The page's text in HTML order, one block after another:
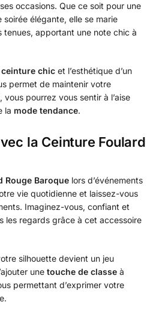
occasions. Que ce soit pour une
élégante, elle se marie
apportant une note chic à
ceinture chic et l’esthétique d’un
permet de maintenir votre
pourrez vous sentir à l’aise
la mode tendance.
la Ceinture Foulard
Rouge Baroque lors d’événements
vie quotidienne et laissez-vous
Imaginez-vous, confiant et
les regards grâce à cet accessoire
silhouette devient un jeu
une touche de classe à
permettant d’exprimer votre